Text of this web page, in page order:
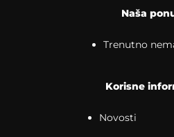
Naša
Trenutno
Korisne
Novosti